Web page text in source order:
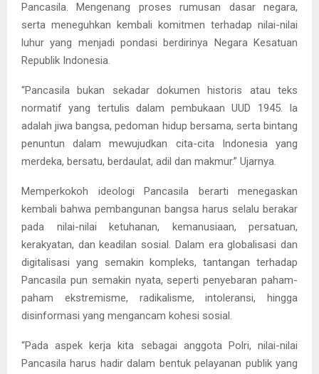
Pancasila. Mengenang proses rumusan dasar negara,
serta meneguhkan kembali komitmen terhadap nilai-nilai
luhur yang menjadi pondasi berdirinya Negara Kesatuan
Republik Indonesia.
“Pancasila bukan sekadar dokumen historis atau teks
normatif yang tertulis dalam pembukaan UUD 1945. Ia
adalah jiwa bangsa, pedoman hidup bersama, serta bintang
penuntun dalam mewujudkan cita-cita Indonesia yang
merdeka, bersatu, berdaulat, adil dan makmur.” Ujarnya.
Memperkokoh ideologi Pancasila berarti menegaskan
kembali bahwa pembangunan bangsa harus selalu berakar
pada nilai-nilai ketuhanan, kemanusiaan, persatuan,
kerakyatan, dan keadilan sosial. Dalam era globalisasi dan
digitalisasi yang semakin kompleks, tantangan terhadap
Pancasila pun semakin nyata, seperti penyebaran paham-
paham ekstremisme, radikalisme, intoleransi, hingga
disinformasi yang mengancam kohesi sosial.
“Pada aspek kerja kita sebagai anggota Polri, nilai-nilai
Pancasila harus hadir dalam bentuk pelayanan publik yang